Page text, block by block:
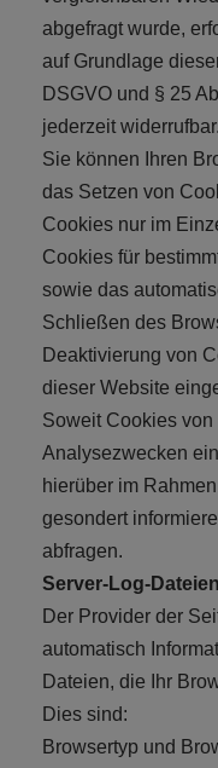
abgefragt wurde,
auf Grundlage
DSGVO und § 25
jederzeit widerrufbar.
Sie können Ihren
das Setzen von
Cookies nur im
Cookies für
sowie das
Schließen des
Deaktivierung von
dieser Website
Soweit Cookies
Analysezwecken
hierüber im
gesondert
abfragen.
Server-Log-Dateien
Der Provider der
automatisch
Dateien, die Ihr
Dies sind:
Browsertyp und